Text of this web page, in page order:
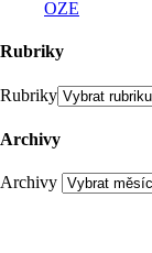
OZE
Rubriky
Rubriky
Archivy
Archivy